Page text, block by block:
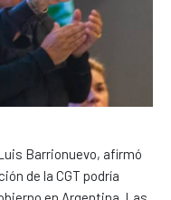
Barrionuevo, afirmó
de la CGT podría